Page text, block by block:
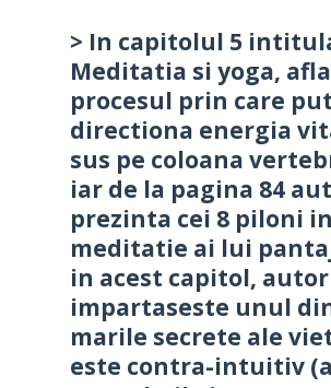
> In capitolul 5
Meditatia si yoga,
procesul prin care
directiona energia
sus pe coloana
iar de la pagina 84
prezinta cei 8 piloni in
meditatie ai lui
in acest capitol,
impartaseste unul
marile secrete ale
este contra-intuitiv